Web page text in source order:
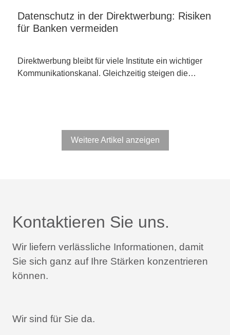
Datenschutz in der Direktwerbung: Risiken
für Banken vermeiden
Direktwerbung bleibt für viele Institute ein wichtiger
Kommunikationskanal. Gleichzeitig steigen die…
Weitere Artikel anzeigen
Kontaktieren Sie uns.
Wir liefern verlässliche Informationen, damit
Sie sich ganz auf Ihre Stärken konzentrieren
können.
Wir sind für Sie da.